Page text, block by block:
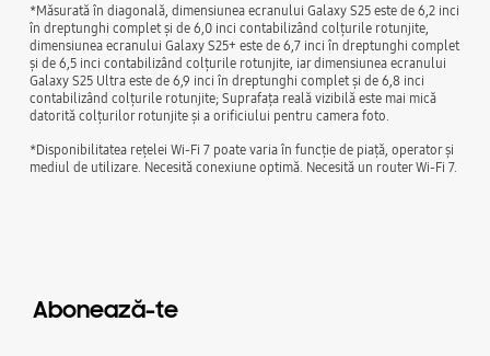
*Măsurată în diagonală, dimensiunea ecranului Galaxy S25 este de 6,2 inci
în dreptunghi complet și de 6,0 inci contabilizând colțurile rotunjite,
dimensiunea ecranului Galaxy S25+ este de 6,7 inci în dreptunghi complet
și de 6,5 inci contabilizând colțurile rotunjite, iar dimensiunea ecranului
Galaxy S25 Ultra este de 6,9 inci în dreptunghi complet și de 6,8 inci
contabilizând colțurile rotunjite; Suprafața reală vizibilă este mai mică
datorită colțurilor rotunjite și a orificiului pentru camera foto.
*Disponibilitatea rețelei Wi-Fi 7 poate varia în funcție de piață, operator și
mediul de utilizare. Necesită conexiune optimă. Necesită un router Wi-Fi 7.
Abonează-te